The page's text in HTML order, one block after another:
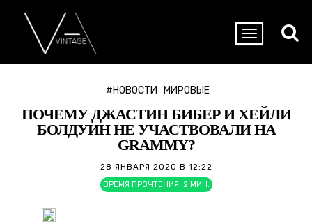
#НОВОСТИ МИРОВЫЕ
ПОЧЕМУ ДЖАСТИН БИБЕР И ХЕЙЛИ
БОЛДУИН НЕ УЧАСТВОВАЛИ НА
GRAMMY?
28 ЯНВАРЯ 2020 В 12:22
ВРЕМЯ ПРОЧТЕНИЯ: 2 МИН.